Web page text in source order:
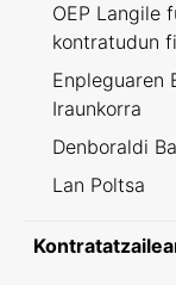
OEP Langile
kontratudun
Enpleguaren
Iraunkorra
Denboraldi
Lan Poltsa